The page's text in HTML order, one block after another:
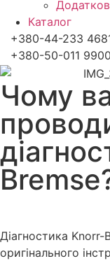
Каталог
+380-44-233
+380-50-011 9900
Чому
Діагностика
оригінального